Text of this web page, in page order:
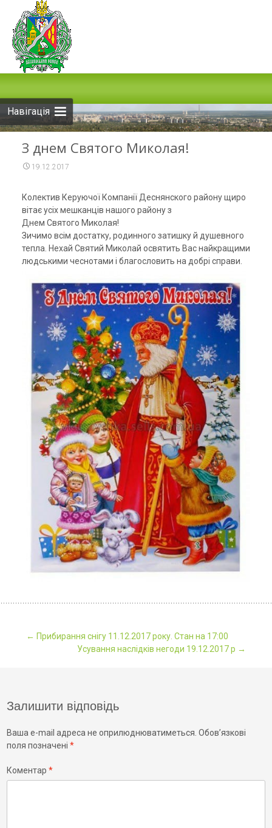
Навігація
З днем Святого Миколая!
19.12.2017
Колектив Керуючої Компанії Деснянского району щиро
вітає усіх мешканців нашого району з
Днем Святого Миколая!
Зичимо всім достатку, родинного затишку й душевного
тепла. Нехай Святий Миколай освятить Вас найкращими
людськими чеснотами і благословить на добрі справи.
Post
← Прибирання снігу 11.12.2017 року. Стан на 17:00
Усування наслідків негоди 19.12.2017 р →
Залишити відповідь
Ваша e-mail адреса не оприлюднюватиметься. Обов’язкові
поля позначені*
Коментар*